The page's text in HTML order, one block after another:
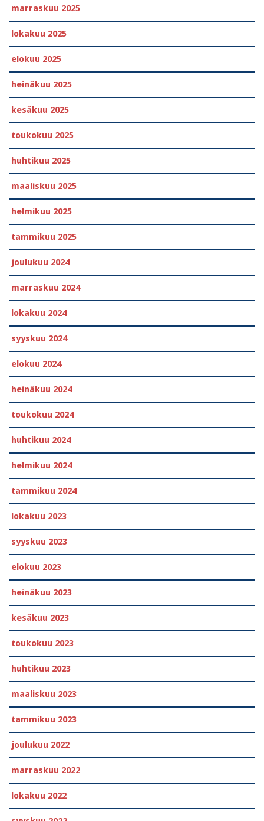
marraskuu 2025
lokakuu 2025
elokuu 2025
heinäkuu 2025
kesäkuu 2025
toukokuu 2025
huhtikuu 2025
maaliskuu 2025
helmikuu 2025
tammikuu 2025
joulukuu 2024
marraskuu 2024
lokakuu 2024
syyskuu 2024
elokuu 2024
heinäkuu 2024
toukokuu 2024
huhtikuu 2024
helmikuu 2024
tammikuu 2024
lokakuu 2023
syyskuu 2023
elokuu 2023
heinäkuu 2023
kesäkuu 2023
toukokuu 2023
huhtikuu 2023
maaliskuu 2023
tammikuu 2023
joulukuu 2022
marraskuu 2022
lokakuu 2022